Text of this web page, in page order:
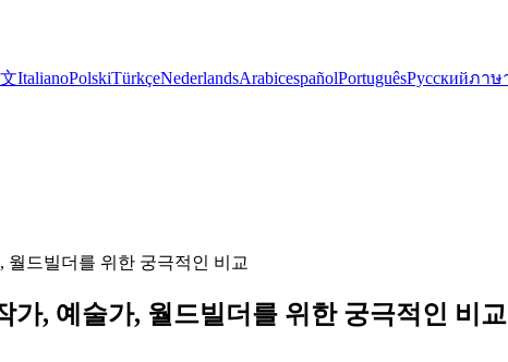
ItalianoPolskiTürkçeNederlandsArabicespañolPortuguêsРусскийภาษ
월드빌더를 위한 궁극적인 비교
가, 예술가, 월드빌더를 위한 궁극적인 비교